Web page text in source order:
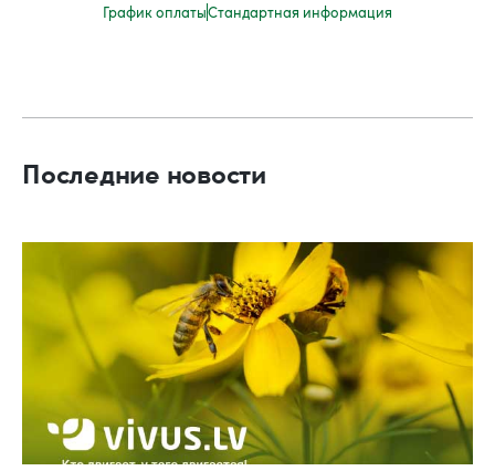
График оплатыСтандартная информация
Последние новости